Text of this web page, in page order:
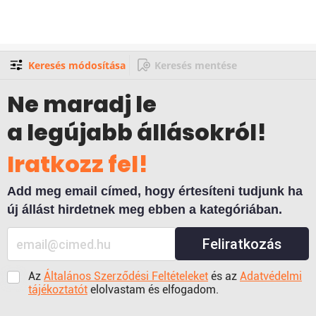
Keresés módosítása Keresés mentése
Ne maradj le
a legújabb állásokról!
Iratkozz fel!
Add meg email címed, hogy értesíteni tudjunk ha
új állást hirdetnek meg ebben a kategóriában.
Feliratkozás
Az Általános Szerződési Feltételeket és az Adatvédelmi
tájékoztatót elolvastam és elfogadom.